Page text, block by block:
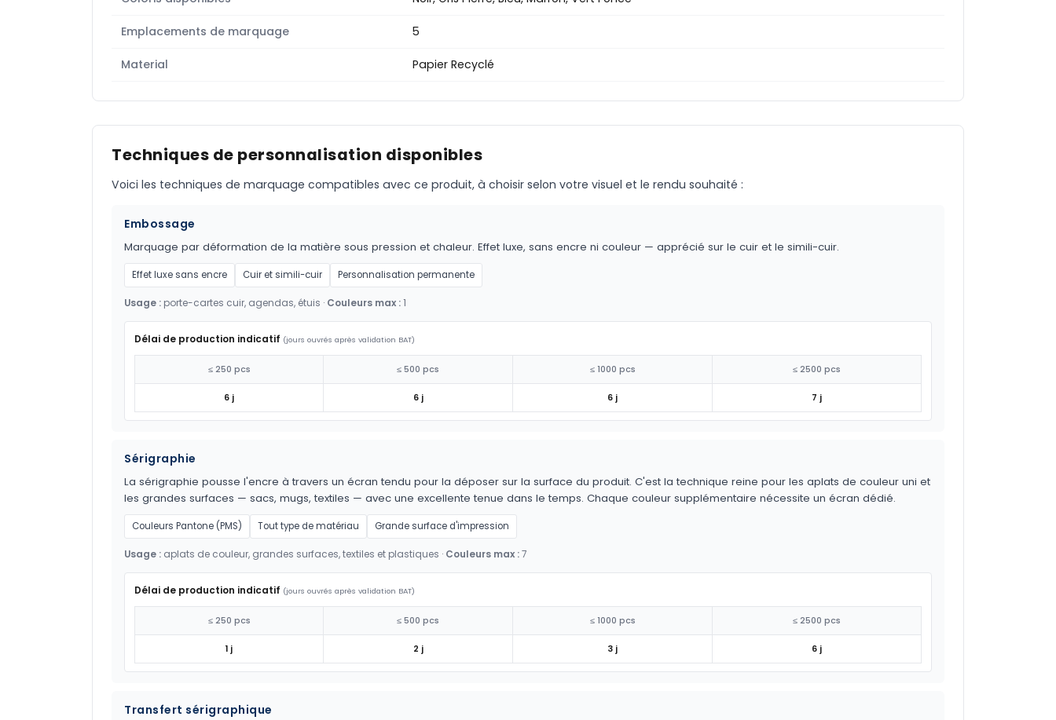
Emplacements de marquage 5
Material Papier Recyclé
Techniques de personnalisation disponibles
Voici les techniques de marquage compatibles avec ce produit, à choisir selon votre visuel et le rendu souhaité :
Embossage
Marquage par déformation de la matière sous pression et chaleur. Effet luxe, sans encre ni couleur — apprécié sur le cuir et le simili-cuir.
Effet luxe sans encre Cuir et simili-cuir Personnalisation permanente
Usage : porte-cartes cuir, agendas, étuis · Couleurs max :1
Délai de production indicatif (jours ouvrés après validation BAT)
≤ 250 pcs ≤ 500 pcs ≤ 1000 pcs ≤ 2500 pcs
6 j 6 j 6 j 7 j
Sérigraphie
La sérigraphie pousse l'encre à travers un écran tendu pour la déposer sur la surface du produit. C'est la technique reine pour les aplats de couleur uni et
les grandes surfaces — sacs, mugs, textiles — avec une excellente tenue dans le temps. Chaque couleur supplémentaire nécessite un écran dédié.
Couleurs Pantone (PMS) Tout type de matériau Grande surface d'impression
Usage : aplats de couleur, grandes surfaces, textiles et plastiques · Couleurs max :7
Délai de production indicatif (jours ouvrés après validation BAT)
≤ 250 pcs ≤ 500 pcs ≤ 1000 pcs ≤ 2500 pcs
1 j 2 j 3 j 6 j
Transfert sérigraphique